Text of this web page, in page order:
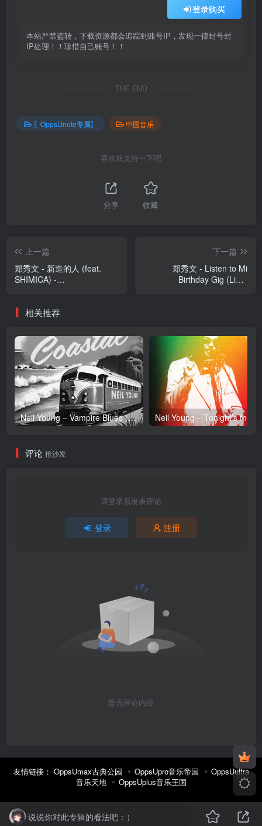
登录购买
本站严禁盗转，下载资源都会追踪到账号IP，发现一律封号封
IP处理！！珍惜自己账号！！
THE END
〖OppsUnote专属〗 中国音乐
喜欢就支持一下吧
分享 收藏
上一篇
郑秀文 - 新造的人 (feat.
SHIMICA) -
下一篇
郑秀文 - Listen to Mi
Birthday Gig (Live)
相关推荐
Neil Young – Vampire Blues (Live) – Single(054391239303)【24bit／96.0kHz】土耳其区
评论 抢沙发
请登录后发表评论
登录 注册
暂无评论内容
友情链接： OppsUmax古典公园 OppsUpro音乐帝国
OppsUultra
音乐天地
OppsUplus音乐王国
说说你对此专辑的看法吧：）